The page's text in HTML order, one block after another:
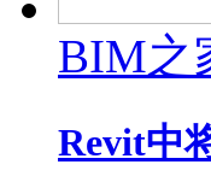
BIM之
Revit中